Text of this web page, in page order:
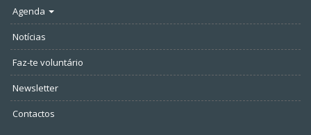
Agenda
Notícias
Faz-te voluntário
Newsletter
Contactos